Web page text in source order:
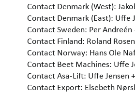
Contact Denmark (West):
Contact Denmark (East): Uffe
Contact Sweden: Per
Contact Finland: Roland
Contact Norway: Hans Ole
Contact Beet Machines: Uffe
Contact Asa-Lift: Uffe Jensen
Contact Export: Elsebeth